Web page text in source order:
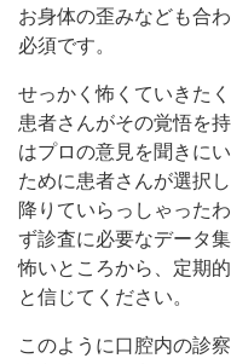
お身体の歪みなども合
必須です。
せっかく怖くていきた
患者さんがその覚悟を
はプロの意見を聞きに
ために患者さんが選択
降りていらっしゃった
ず診査に必要なデータ
怖いところから、定期
と信じてください。
このように口腔内の診